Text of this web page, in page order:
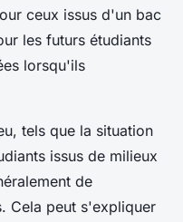
ceux issus d'un bac
les futurs étudiants
lorsqu'ils
tels que la situation
issus de milieux
de
Cela peut s'expliquer